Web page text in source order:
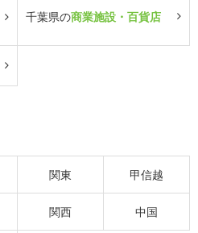
千葉県の商業施設・百貨店
関東 甲信越
関西 中国